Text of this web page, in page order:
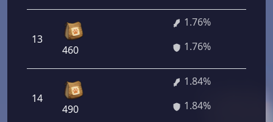
13
460
1.76%
1.76%
14
490
1.84%
1.84%